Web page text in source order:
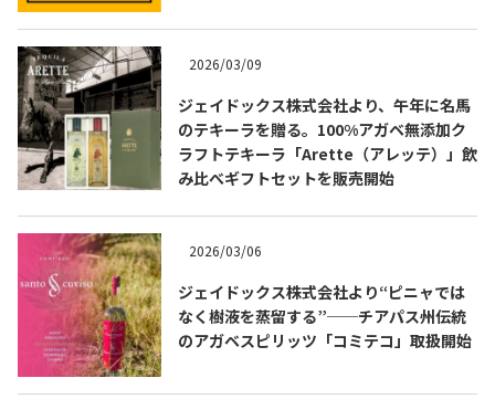
イベント一覧
テキーラ・メスカルが 飲めるバー
＆レストラン
お問合せ プライバシーポリシー サイトマップ
2026/03/09
ジェイドックス株式会社より、午年に名馬
のテキーラを贈る。100%アガベ無添加ク
ラフトテキーラ「Arette（アレッテ）」飲
み比べギフトセットを販売開始
2026/03/06
ジェイドックス株式会社より“ピニャでは
なく樹液を蒸留する”──チアパス州伝統
のアガベスピリッツ「コミテコ」取扱開始